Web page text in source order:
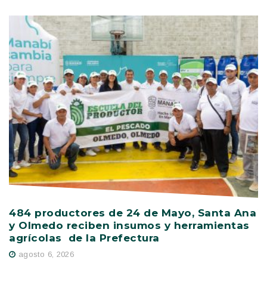
484 productores de 24 de Mayo, Santa Ana
y Olmedo reciben insumos y herramientas
agrícolas de la Prefectura
agosto 6, 2026